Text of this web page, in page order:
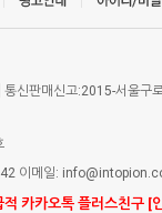
통신판매신고:2015-서울구
이메일:
카카오톡 플러스친구 [